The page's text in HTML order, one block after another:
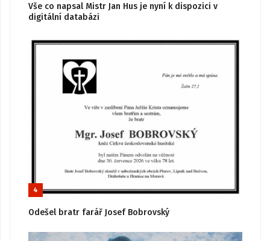
Vše co napsal Mistr Jan Hus je nyní k dispozici v
digitální databázi
4
Odešel bratr farář Josef Bobrovský